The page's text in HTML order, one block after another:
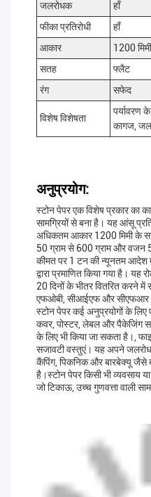
जलरोधक
हाँ
फीका प्रतिरोधी
हाँ
आकार
1200
सतह
फ्लैट
रंग
सफेद
विशेष विशेषता
कागज,
अनुप्रयोग:
स्टोन पेपर एक विशेष प्रकार का
सामग्रियों से बना है। यह आंसू
अधिकतम आकार 1200 मिमी के
50 ग्राम से 600 ग्राम और
कीमत पर 1 टन की न्यूनतम आदेश
द्वारा प्रमाणित किया गया है।
20 दिनों के भीतर वितरित करने में
एफओबी, सीआईएफ और
स्टोन पेपर कई अनुप्रयोगों के
कवर, पोस्टर, लेबल और पैकेजिंग
के लिए भी किया जा सकता है।,
सजावटी वस्तुएं। यह अपने
कैंपिंग, पिकनिक और बारबेक्यू जैसे
है।स्टोन पेपर किसी भी व्यवसाय
जो टिकाऊ, उच्च गुणवत्ता वाली